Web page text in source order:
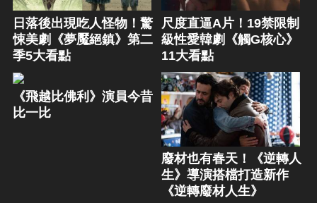
日落後出現吃人怪物！驚
悚美劇《夢魘絕鎮》第二
季5大看點
尺度直逼A片！19禁限制
級性愛韓劇《觸G核心》
11大看點
《飛越比佛利》演員今昔
比一比
廢材也有春天！《逆轉人
生》導演搭檔打造新作
《逆轉廢材人生》